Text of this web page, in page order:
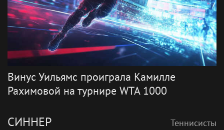
Винус Уильямс проиграла Камилле
Рахимовой на турнире WTA 1000
СИННЕР Теннисисты